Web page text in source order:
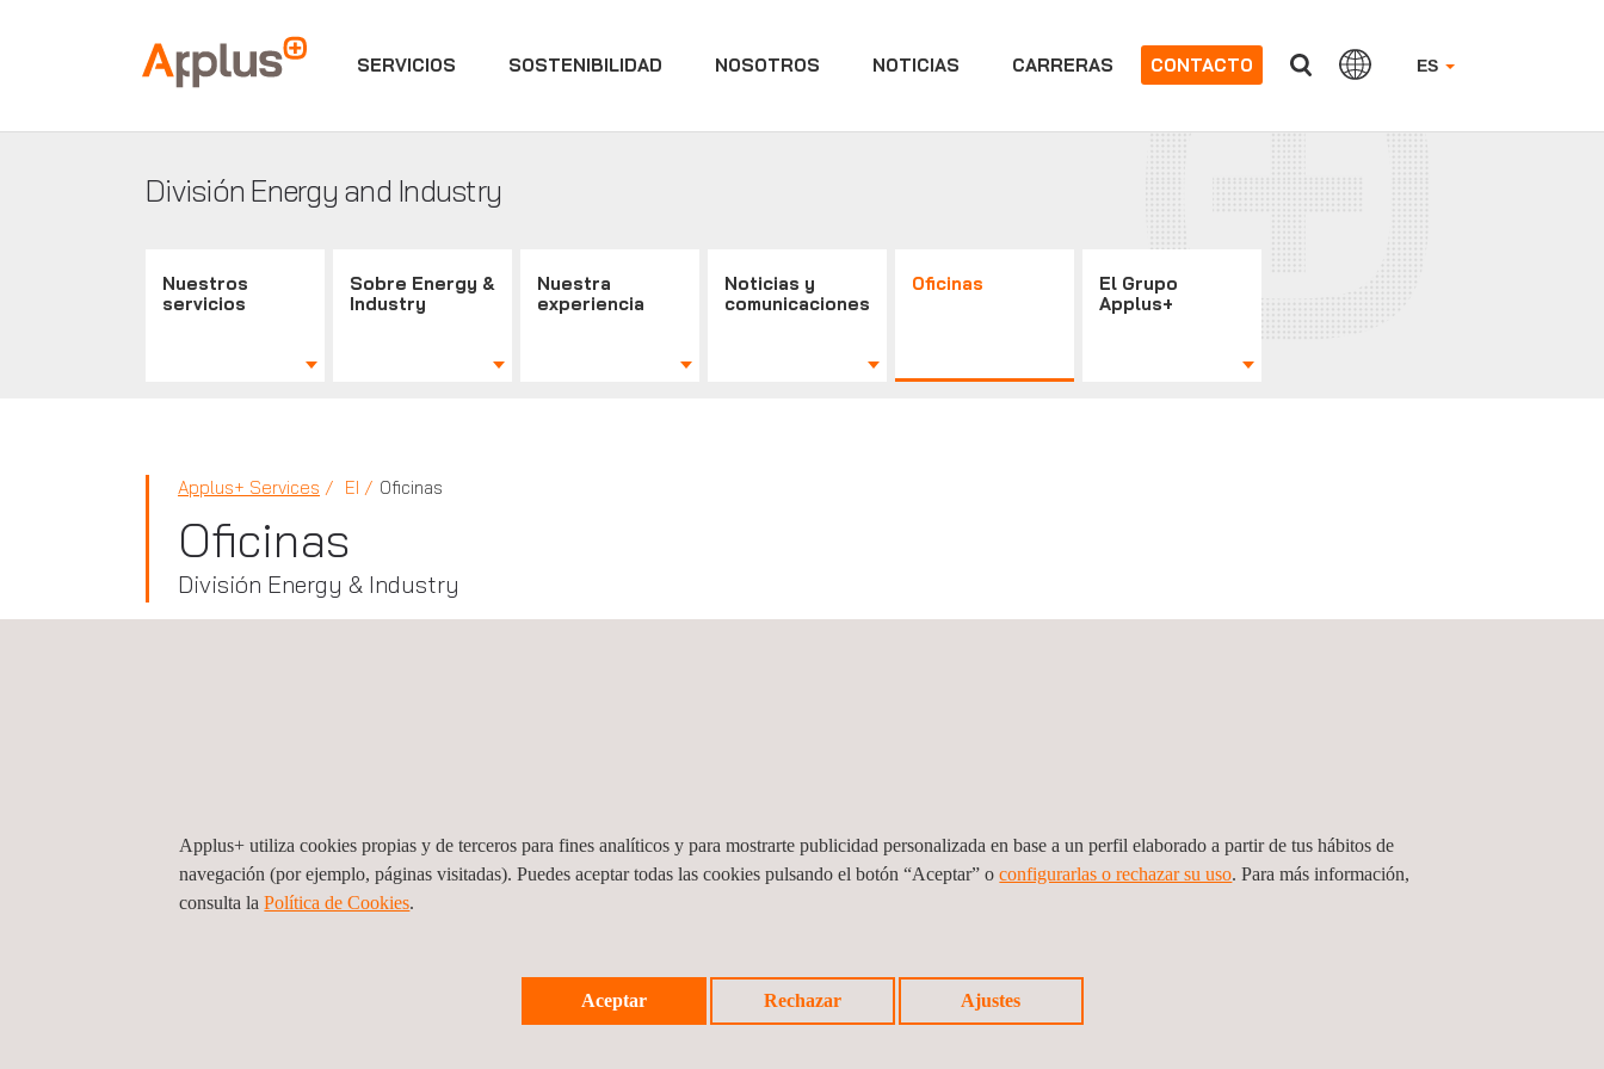
Applus+ ES
SERVICIOS SOSTENIBILIDAD NOSOTROS NOTICIAS CARRERAS CONTACTO
División Energy and Industry
Nuestros
servicios
Sobre Energy &
Industry
Nuestra
experiencia
Noticias y
comunicaciones
Oficinas
El Grupo
Applus+
Applus+ Services EI Oficinas
Oficinas
División Energy & Industry
Chimkent 17 100029 Taskent Uzbekistán
Tel.:+998 711 501 527
Fax.:+998 711 501 527
Applus+ utiliza cookies propias y de terceros para fines analíticos y para mostrarte publicidad personalizada en base a un perfil elaborado a partir de tus hábitos de
navegación (por ejemplo, páginas visitadas). Puedes aceptar todas las cookies pulsando el botón “Aceptar” o configurarlas o rechazar su uso. Para más información,
consulta laPolítica de Cookies.
Aceptar Rechazar Ajustes